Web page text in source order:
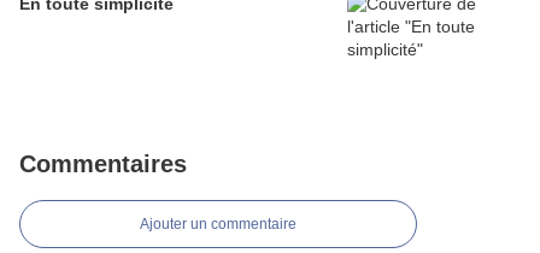
Commentaires
Ajouter un commentaire